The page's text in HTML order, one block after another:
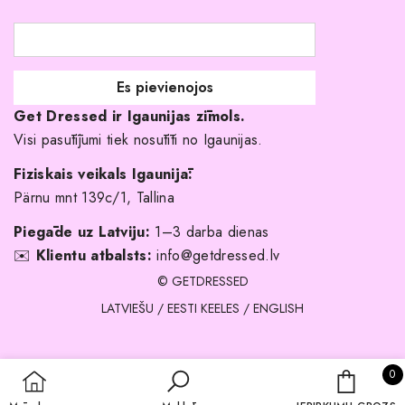
Līgavas družiņu kleitas
Veikali
Kāpēc izvēlēties mūs?
Get Dressed ir Igaunijas zīmols.
Visi pasūtījumi tiek nosūtīti no Igaunijas.
Fiziskais veikals Igaunijā:
Pärnu mnt 139c/1, Tallina
Piegāde uz Latviju: 1–3 darba dienas
✉️ Klientu atbalsts: info@getdressed.lv
© GETDRESSED
LATVIEŠU / EESTI KEELES / ENGLISH
00